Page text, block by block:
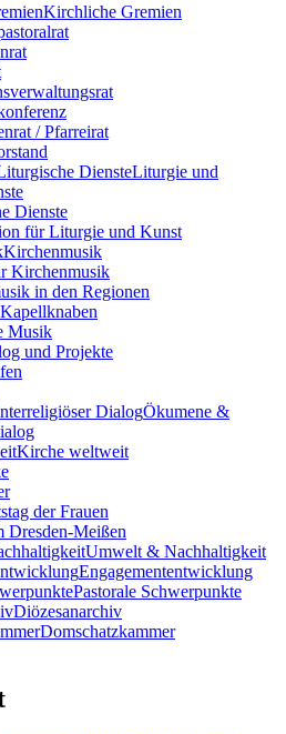
Kirchliche Gremien
/ Pfarreirat
Liturgie und
Dienste
für Liturgie und Kunst
Kirchenmusik
Kirchenmusik
in den Regionen
Musik
und Projekte
Ökumene &
Kirche weltweit
der Frauen
Dresden-Meißen
Umwelt & Nachhaltigkeit
Engagemententwicklung
Pastorale Schwerpunkte
Diözesanarchiv
Domschatzkammer